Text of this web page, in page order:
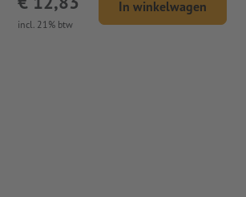
incl. 21% btw
In winkelwagen